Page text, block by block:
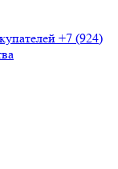
+7 (924)